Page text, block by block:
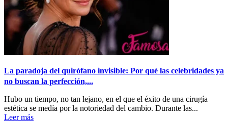
La paradoja del quirófano invisible: Por qué las celebridades ya
no buscan la perfección,...
Hubo un tiempo, no tan lejano, en el que el éxito de una cirugía
estética se medía por la notoriedad del cambio. Durante las...
Leer más